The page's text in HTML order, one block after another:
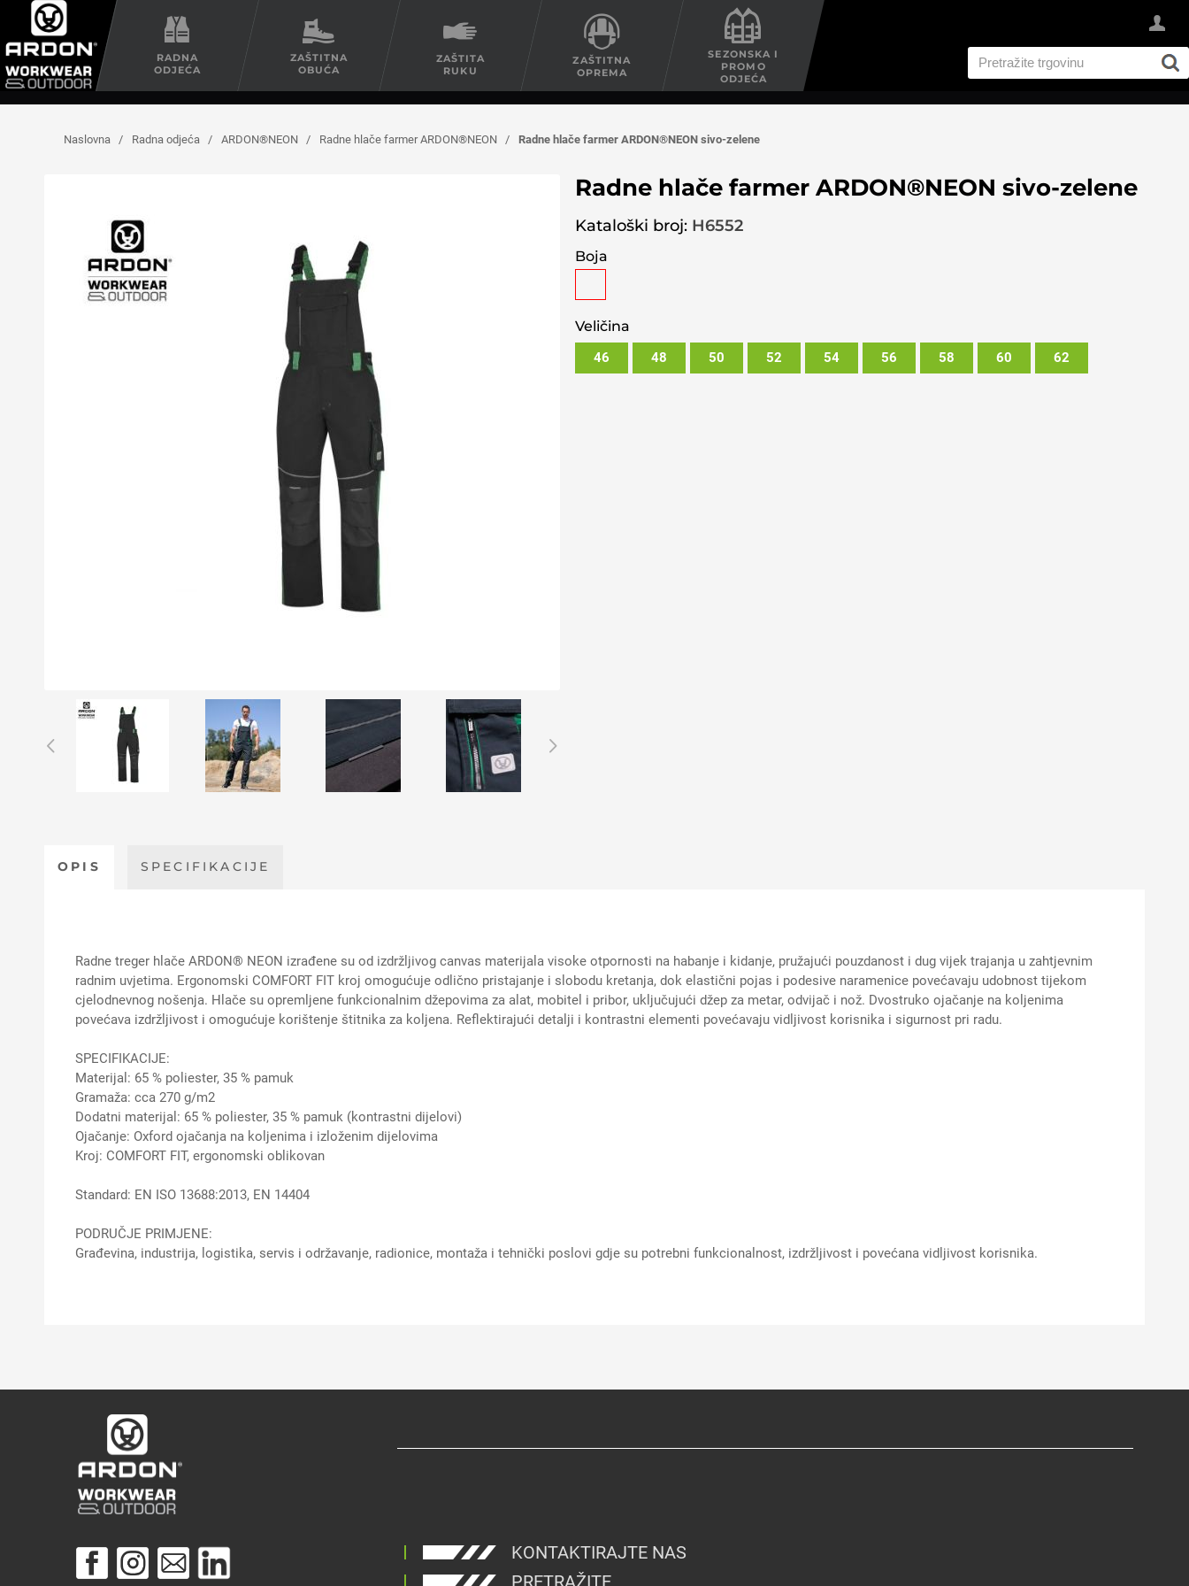
RADNA
ODJEĆA
ZAŠTITNA
OBUĆA
ZAŠTITA
RUKU
ZAŠTITNA
OPREMA
SEZONSKA I
PROMO
ODJEĆA
Naslovna / Radna odjeća / ARDON®NEON / Radne hlače farmer ARDON®NEON / Radne hlače farmer ARDON®NEON sivo-zelene
Radne hlače farmer ARDON®NEON sivo-zelene
Kataloški broj: H6552
Boja
Veličina
46 48 50 52 54 56 58 60 62
OPIS SPECIFIKACIJE
Radne treger hlače ARDON® NEON izrađene su od izdržljivog canvas materijala visoke otpornosti na habanje i kidanje, pružajući pouzdanost i dug vijek trajanja u zahtjevnim
radnim uvjetima. Ergonomski COMFORT FIT kroj omogućuje odlično pristajanje i slobodu kretanja, dok elastični pojas i podesive naramenice povećavaju udobnost tijekom
cjelodnevnog nošenja. Hlače su opremljene funkcionalnim džepovima za alat, mobitel i pribor, uključujući džep za metar, odvijač i nož. Dvostruko ojačanje na koljenima
povećava izdržljivost i omogućuje korištenje štitnika za koljena. Reflektirajući detalji i kontrastni elementi povećavaju vidljivost korisnika i sigurnost pri radu.
SPECIFIKACIJE:
Materijal: 65 % poliester, 35 % pamuk
Gramaža: cca 270 g/m2
Dodatni materijal: 65 % poliester, 35 % pamuk (kontrastni dijelovi)
Ojačanje: Oxford ojačanja na koljenima i izloženim dijelovima
Kroj: COMFORT FIT, ergonomski oblikovan
Standard: EN ISO 13688:2013, EN 14404
PODRUČJE PRIMJENE:
Građevina, industrija, logistika, servis i održavanje, radionice, montaža i tehnički poslovi gdje su potrebni funkcionalnost, izdržljivost i povećana vidljivost korisnika.
KONTAKTIRAJTE NAS